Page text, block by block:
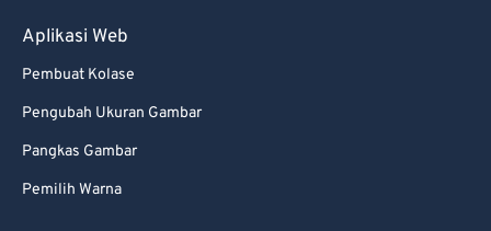
Aplikasi Web
Pembuat Kolase
Pengubah Ukuran Gambar
Pangkas Gambar
Pemilih Warna